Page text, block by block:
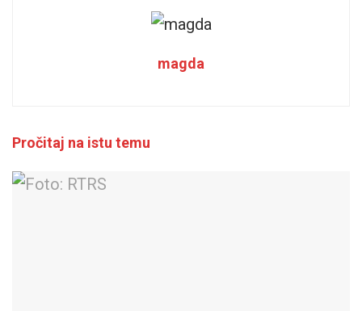
magda
Pročitaj na istu temu